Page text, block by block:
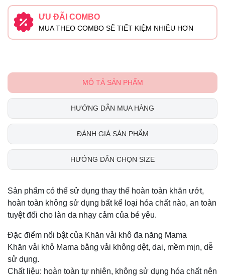
ƯU ĐÃI COMBO
MUA THEO COMBO SẼ TIẾT KIỆM NHIỀU HƠN
MÔ TẢ SẢN PHẨM
HƯỚNG DẪN MUA HÀNG
ĐÁNH GIÁ SẢN PHẨM
HƯỚNG DẪN CHỌN SIZE
Sản phẩm có thể sử dụng thay thế hoàn toàn khăn ướt,
hoàn toàn không sử dụng bất kể loại hóa chất nào, an toàn
tuyệt đối cho làn da nhạy cảm của bé yêu.
Đặc điểm nổi bật của Khăn vải khô đa năng Mama
Khăn vải khô Mama bằng vải không dệt, dai, mềm mịn, dễ
sử dụng.
Chất liệu: hoàn toàn tự nhiên, không sử dụng hóa chất nên